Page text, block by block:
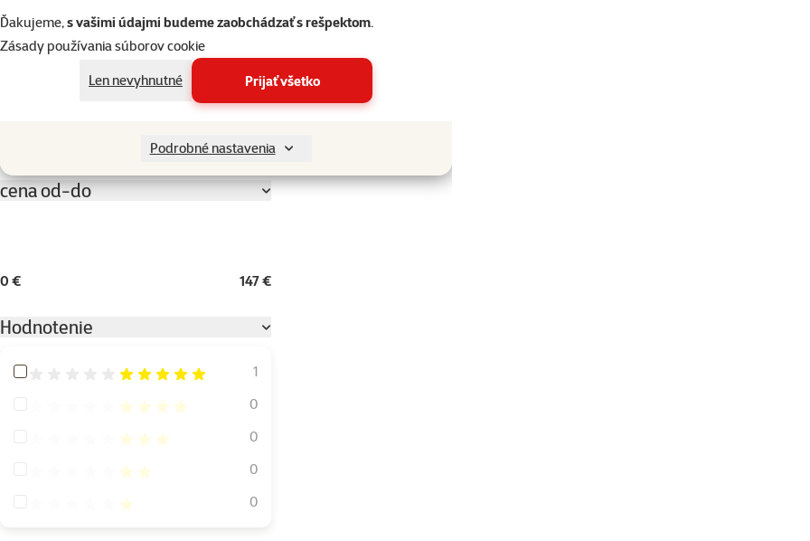
Ďakujeme,s vašimi údajmi budeme zaobchádzať s rešpektom.
Zásady používania súborov cookie
Len nevyhnutné
Prijať všetko
Podrobné nastavenia
TRIXIE
Versele-Laga
0
0
cena od-do
0 € 147 €
Hodnotenie
Hodnotenie 100%
1
Hodnotenie 80%
0
Hodnotenie 60%
0
Hodnotenie 40%
0
Hodnotenie 20%
0